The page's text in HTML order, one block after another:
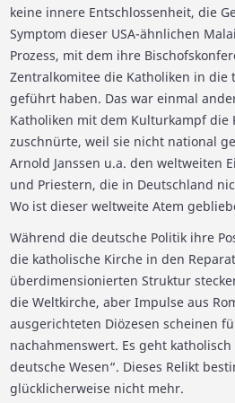
keine innere Entschlossenheit, die
Symptom dieser USA-ähnlichen
Prozess, mit dem ihre
Zentralkomitee die Katholiken in die
geführt haben. Das war einmal
Katholiken mit dem Kulturkampf die
zuschnürte, weil sie nicht national
Arnold Janssen u.a. den weltweiten
und Priestern, die in Deutschland
Wo ist dieser weltweite Atem
Während die deutsche Politik ihre
die katholische Kirche in den
überdimensionierten Struktur
die Weltkirche, aber Impulse aus
ausgerichteten Diözesen scheinen
nachahmenswert. Es geht
deutsche Wesen“. Dieses Relikt
glücklicherweise nicht mehr.